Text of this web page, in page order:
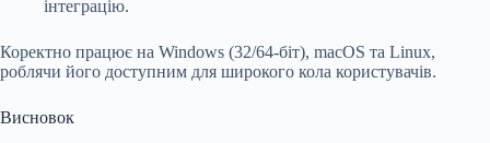
інтеграцію.
Коректно працює на Windows (32/64-біт), macOS та Linux,
роблячи його доступним для широкого кола користувачів.
Висновок